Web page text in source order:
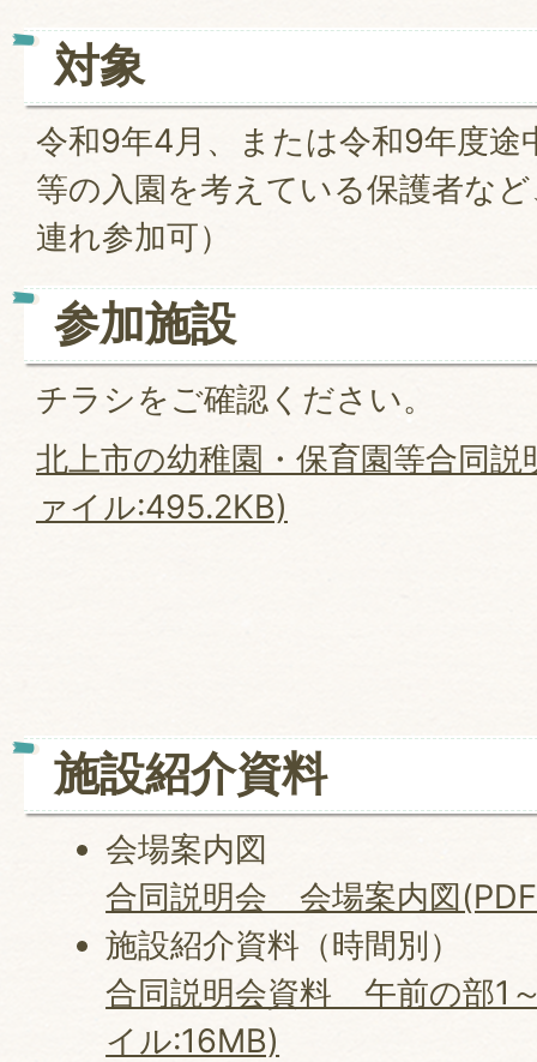
対象
令和9年4月、または令和9年度途
等の入園を考えている保護者な
連れ参加可）
参加施設
チラシをご確認ください。
北上市の幼稚園・保育園等合同
ァイル:495.2KB)
施設紹介資料
会場案内図
合同説明会 会場案内図
施設紹介資料（時間別）
合同説明会資料 午前の部1
イル:16MB)